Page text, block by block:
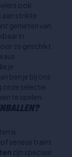
ook
aan strikte
genieten van
in
ze geschikt
je
ben je bij ons
onze selectie
te spelen.
is
serieus traint
zijn speciaal